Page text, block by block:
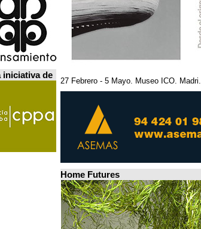
iniciativa de
27 Febrero - 5 Mayo. Museo ICO. Madri.
Home Futures